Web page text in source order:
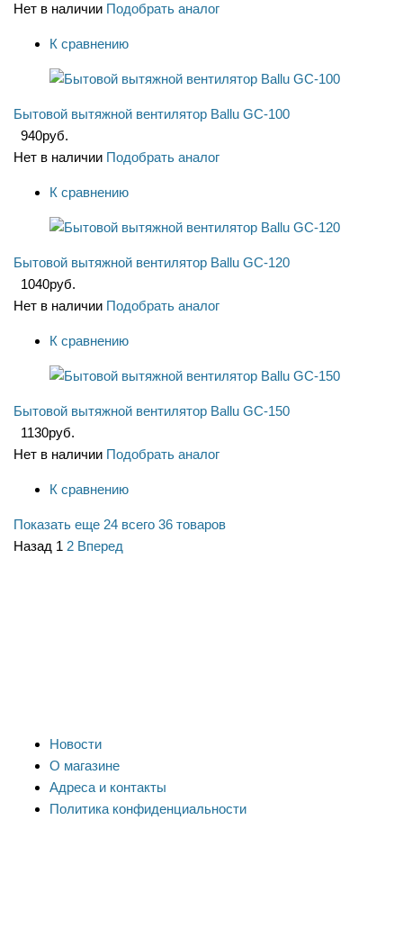
Нет в наличии Подобрать аналог
К сравнению
Бытовой вытяжной вентилятор Ballu GC-100
940руб.
Нет в наличии Подобрать аналог
К сравнению
Бытовой вытяжной вентилятор Ballu GC-120
1040руб.
Нет в наличии Подобрать аналог
К сравнению
Бытовой вытяжной вентилятор Ballu GC-150
1130руб.
Нет в наличии Подобрать аналог
К сравнению
Показать еще 24 всего 36 товаров
Назад 1 2 Вперед
Новости
О магазине
Адреса и контакты
Политика конфиденциальности